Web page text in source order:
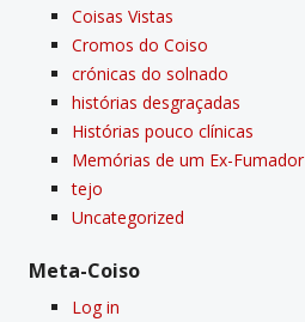
Coisas Vistas
Cromos do Coiso
crónicas do solnado
histórias desgraçadas
Histórias pouco clí­nicas
Memórias de um Ex-Fumador
tejo
Uncategorized
Meta-Coiso
Log in